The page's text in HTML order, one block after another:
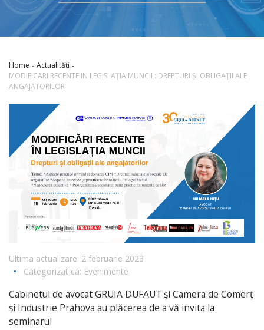
Home
Actualități
MODIFICARI RECENTE IN LEGISLAȚIA MUNCII : DREPTURI ȘI OBLIGAȚII ALE
ANGAJATORILOR
Ultima actualizare: 2 februarie 2023
•
Categorizat ca: Evenimente
Cabinetul de avocat GRUIA DUFAUT și Camera de Comerț
și Industrie Prahova au plăcerea de a vă invita la
seminarul